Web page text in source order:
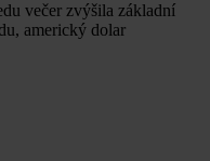
večer zvýšila základní
americký dolar